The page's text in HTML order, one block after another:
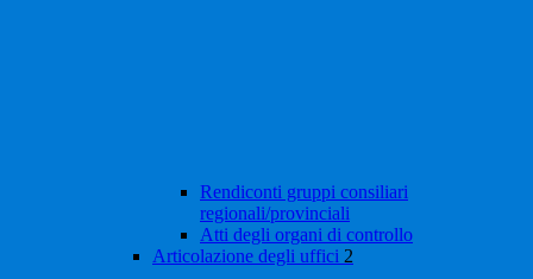
Rendiconti gruppi consiliari
regionali/provinciali
Atti degli organi di controllo
Articolazione degli uffici 2